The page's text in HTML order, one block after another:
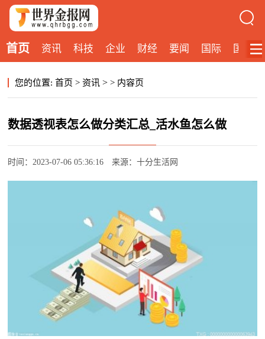
首页 资讯 科技 企业 财经 要闻 国际 国内
您的位置: 首页 > 资讯 > > 内容页
数据透视表怎么做分类汇总_活水鱼怎么做
时间：2023-07-06 05:36:16 来源：十分生活网